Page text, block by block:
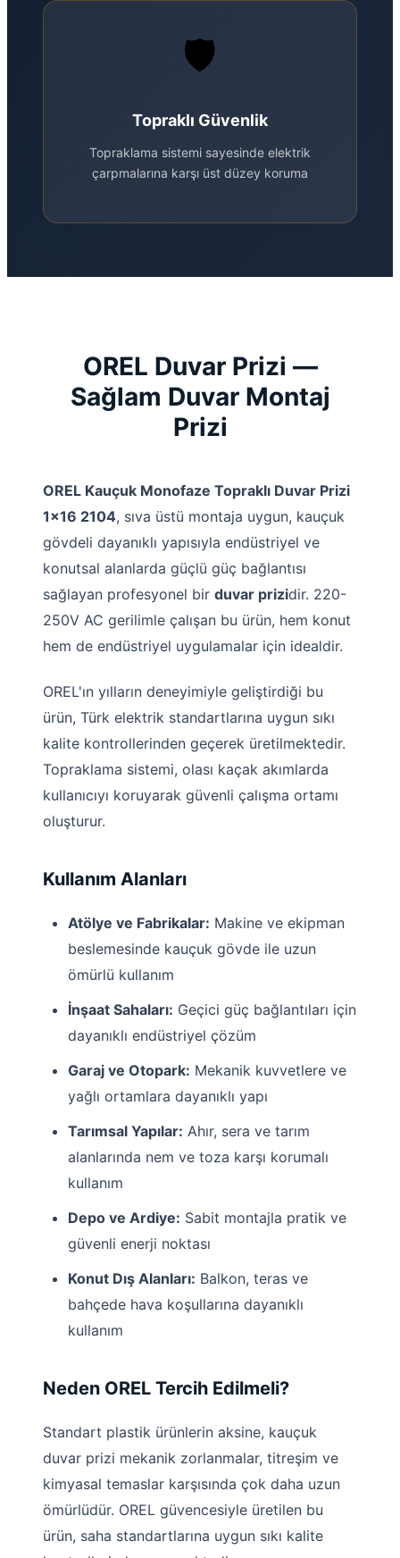
🛡️
Topraklı Güvenlik
Topraklama sistemi sayesinde elektrik
çarpmalarına karşı üst düzey koruma
OREL Duvar Prizi —
Sağlam Duvar Montaj
Prizi
OREL Kauçuk Monofaze Topraklı Duvar Prizi
1x16 2104, sıva üstü montaja uygun, kauçuk
gövdeli dayanıklı yapısıyla endüstriyel ve
konutsal alanlarda güçlü güç bağlantısı
sağlayan profesyonel bir duvar prizidir. 220-
250V AC gerilimle çalışan bu ürün, hem konut
hem de endüstriyel uygulamalar için idealdir.
OREL'ın yılların deneyimiyle geliştirdiği bu
ürün, Türk elektrik standartlarına uygun sıkı
kalite kontrollerinden geçerek üretilmektedir.
Topraklama sistemi, olası kaçak akımlarda
kullanıcıyı koruyarak güvenli çalışma ortamı
oluşturur.
Kullanım Alanları
Atölye ve Fabrikalar: Makine ve ekipman
beslemesinde kauçuk gövde ile uzun
ömürlü kullanım
İnşaat Sahaları: Geçici güç bağlantıları için
dayanıklı endüstriyel çözüm
Garaj ve Otopark: Mekanik kuvvetlere ve
yağlı ortamlara dayanıklı yapı
Tarımsal Yapılar: Ahır, sera ve tarım
alanlarında nem ve toza karşı korumalı
kullanım
Depo ve Ardiye: Sabit montajla pratik ve
güvenli enerji noktası
Konut Dış Alanları: Balkon, teras ve
bahçede hava koşullarına dayanıklı
kullanım
Neden OREL Tercih Edilmeli?
Standart plastik ürünlerin aksine, kauçuk
duvar prizi mekanik zorlanmalar, titreşim ve
kimyasal temaslar karşısında çok daha uzun
ömürlüdür. OREL güvencesiyle üretilen bu
ürün, saha standartlarına uygun sıkı kalite